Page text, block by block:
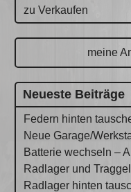
zu Verkaufen
meine
Neueste Beiträge
Federn hinten
Neue Garage/
Batterie wechseln –
Radlager und
Radlager hinten